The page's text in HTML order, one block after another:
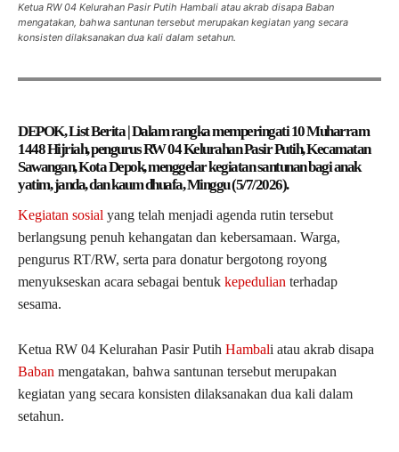
Ketua RW 04 Kelurahan Pasir Putih Hambali atau akrab disapa Baban
mengatakan, bahwa santunan tersebut merupakan kegiatan yang secara
konsisten dilaksanakan dua kali dalam setahun.
DEPOK, List Berita | Dalam rangka memperingati 10 Muharram
1448 Hijriah, pengurus RW 04 Kelurahan Pasir Putih, Kecamatan
Sawangan, Kota Depok, menggelar kegiatan santunan bagi anak
yatim, janda, dan kaum dhuafa, Minggu (5/7/2026).
Kegiatan sosial yang telah menjadi agenda rutin tersebut
berlangsung penuh kehangatan dan kebersamaan. Warga,
pengurus RT/RW, serta para donatur bergotong royong
menyukseskan acara sebagai bentuk kepedulian terhadap
sesama.
Ketua RW 04 Kelurahan Pasir Putih Hambali atau akrab disapa
Baban mengatakan, bahwa santunan tersebut merupakan
kegiatan yang secara konsisten dilaksanakan dua kali dalam
setahun.